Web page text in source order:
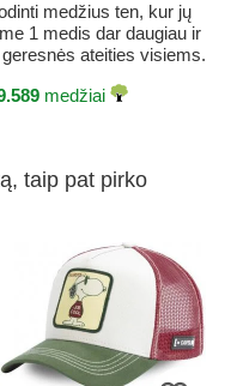
medžius ten, kur jų
1 medis dar daugiau ir
ateities visiems.
medžiai
taip pat pirko